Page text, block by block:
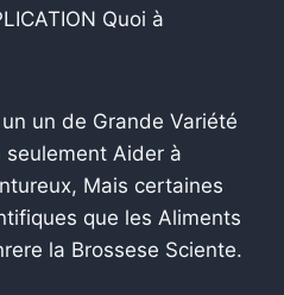
Quoi à
un de Grande Variété
seulement Aider à
Mais certaines
que les Aliments
la Brossese Sciente.